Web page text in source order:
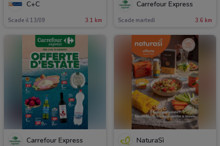
C+C
Scade il 13/09 3.1 km
Carrefour Express
Scade martedì 3.6 km
Carrefour Express NaturaSì